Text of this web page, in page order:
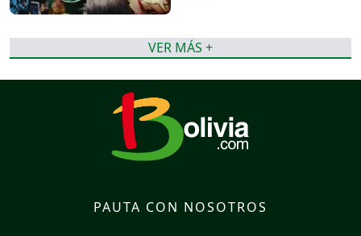
VER MÁS +
PAUTA CON NOSOTROS